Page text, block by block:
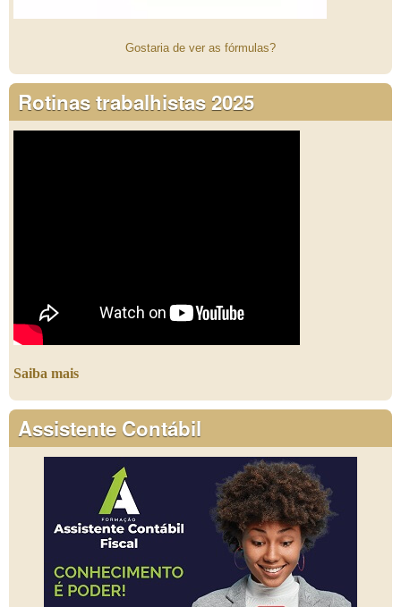
Gostaria de ver as fórmulas?
Rotinas trabalhistas 2025
Saiba mais
Assistente Contábil